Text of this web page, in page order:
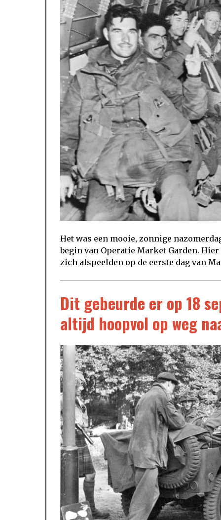
Het was een mooie, zonnige
begin van Operatie Market Garden.
zich afspeelden op de eerste dag van
Dit gebeurde er op 18
altijd hoopvol op weg